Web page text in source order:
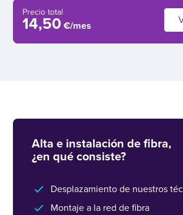
Precio total
14,50 €/mes
Alta e instalación de fibra,
¿en qué consiste?
Desplazamiento de nuestros
Montaje a la red de fibra